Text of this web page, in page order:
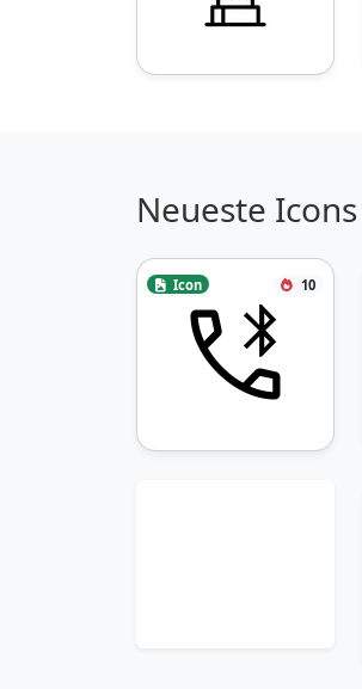
Neueste Icons
Icon 10